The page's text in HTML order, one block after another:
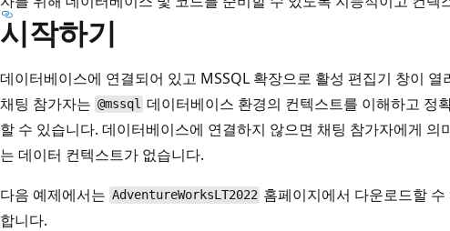
시작하기
데이터베이스에 연결되어 있고 MSSQL 확장으로 활성 편집기 창이 열
채팅 참가자는 @mssql 데이터베이스 환경의 컨텍스트를 이해하고 정
할 수 있습니다. 데이터베이스에 연결하지 않으면 채팅 참가자에게 의
는 데이터 컨텍스트가 없습니다.
다음 예제에서는 AdventureWorksLT2022 홈페이지에서 다운로드할
합니다.